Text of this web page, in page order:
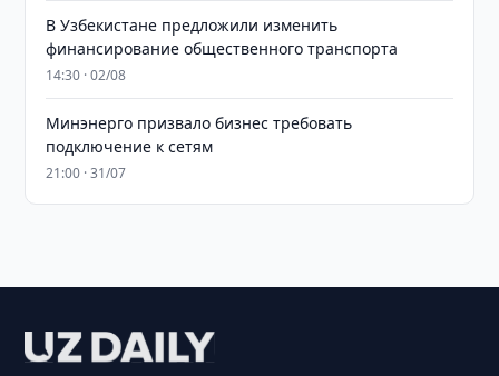
В Узбекистане предложили изменить
финансирование общественного транспорта
14:30 · 02/08
Минэнерго призвало бизнес требовать
подключение к сетям
21:00 · 31/07